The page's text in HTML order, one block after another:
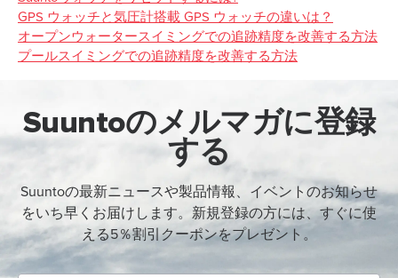
GPS ウォッチと気圧計搭載 GPS ウォッチの違いは？
オープンウォータースイミングでの追跡精度を改善する方法
プールスイミングでの追跡精度を改善する方法
Suuntoのメルマガに登録
する
Suuntoの最新ニュースや製品情報、イベントのお知らせ
をいち早くお届けします。新規登録の方には、すぐに使
える5％割引クーポンをプレゼント。